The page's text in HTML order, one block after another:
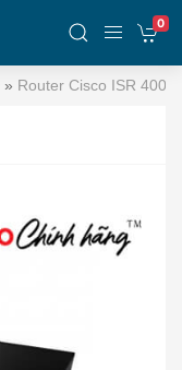
0
» Router Cisco ISR 4000